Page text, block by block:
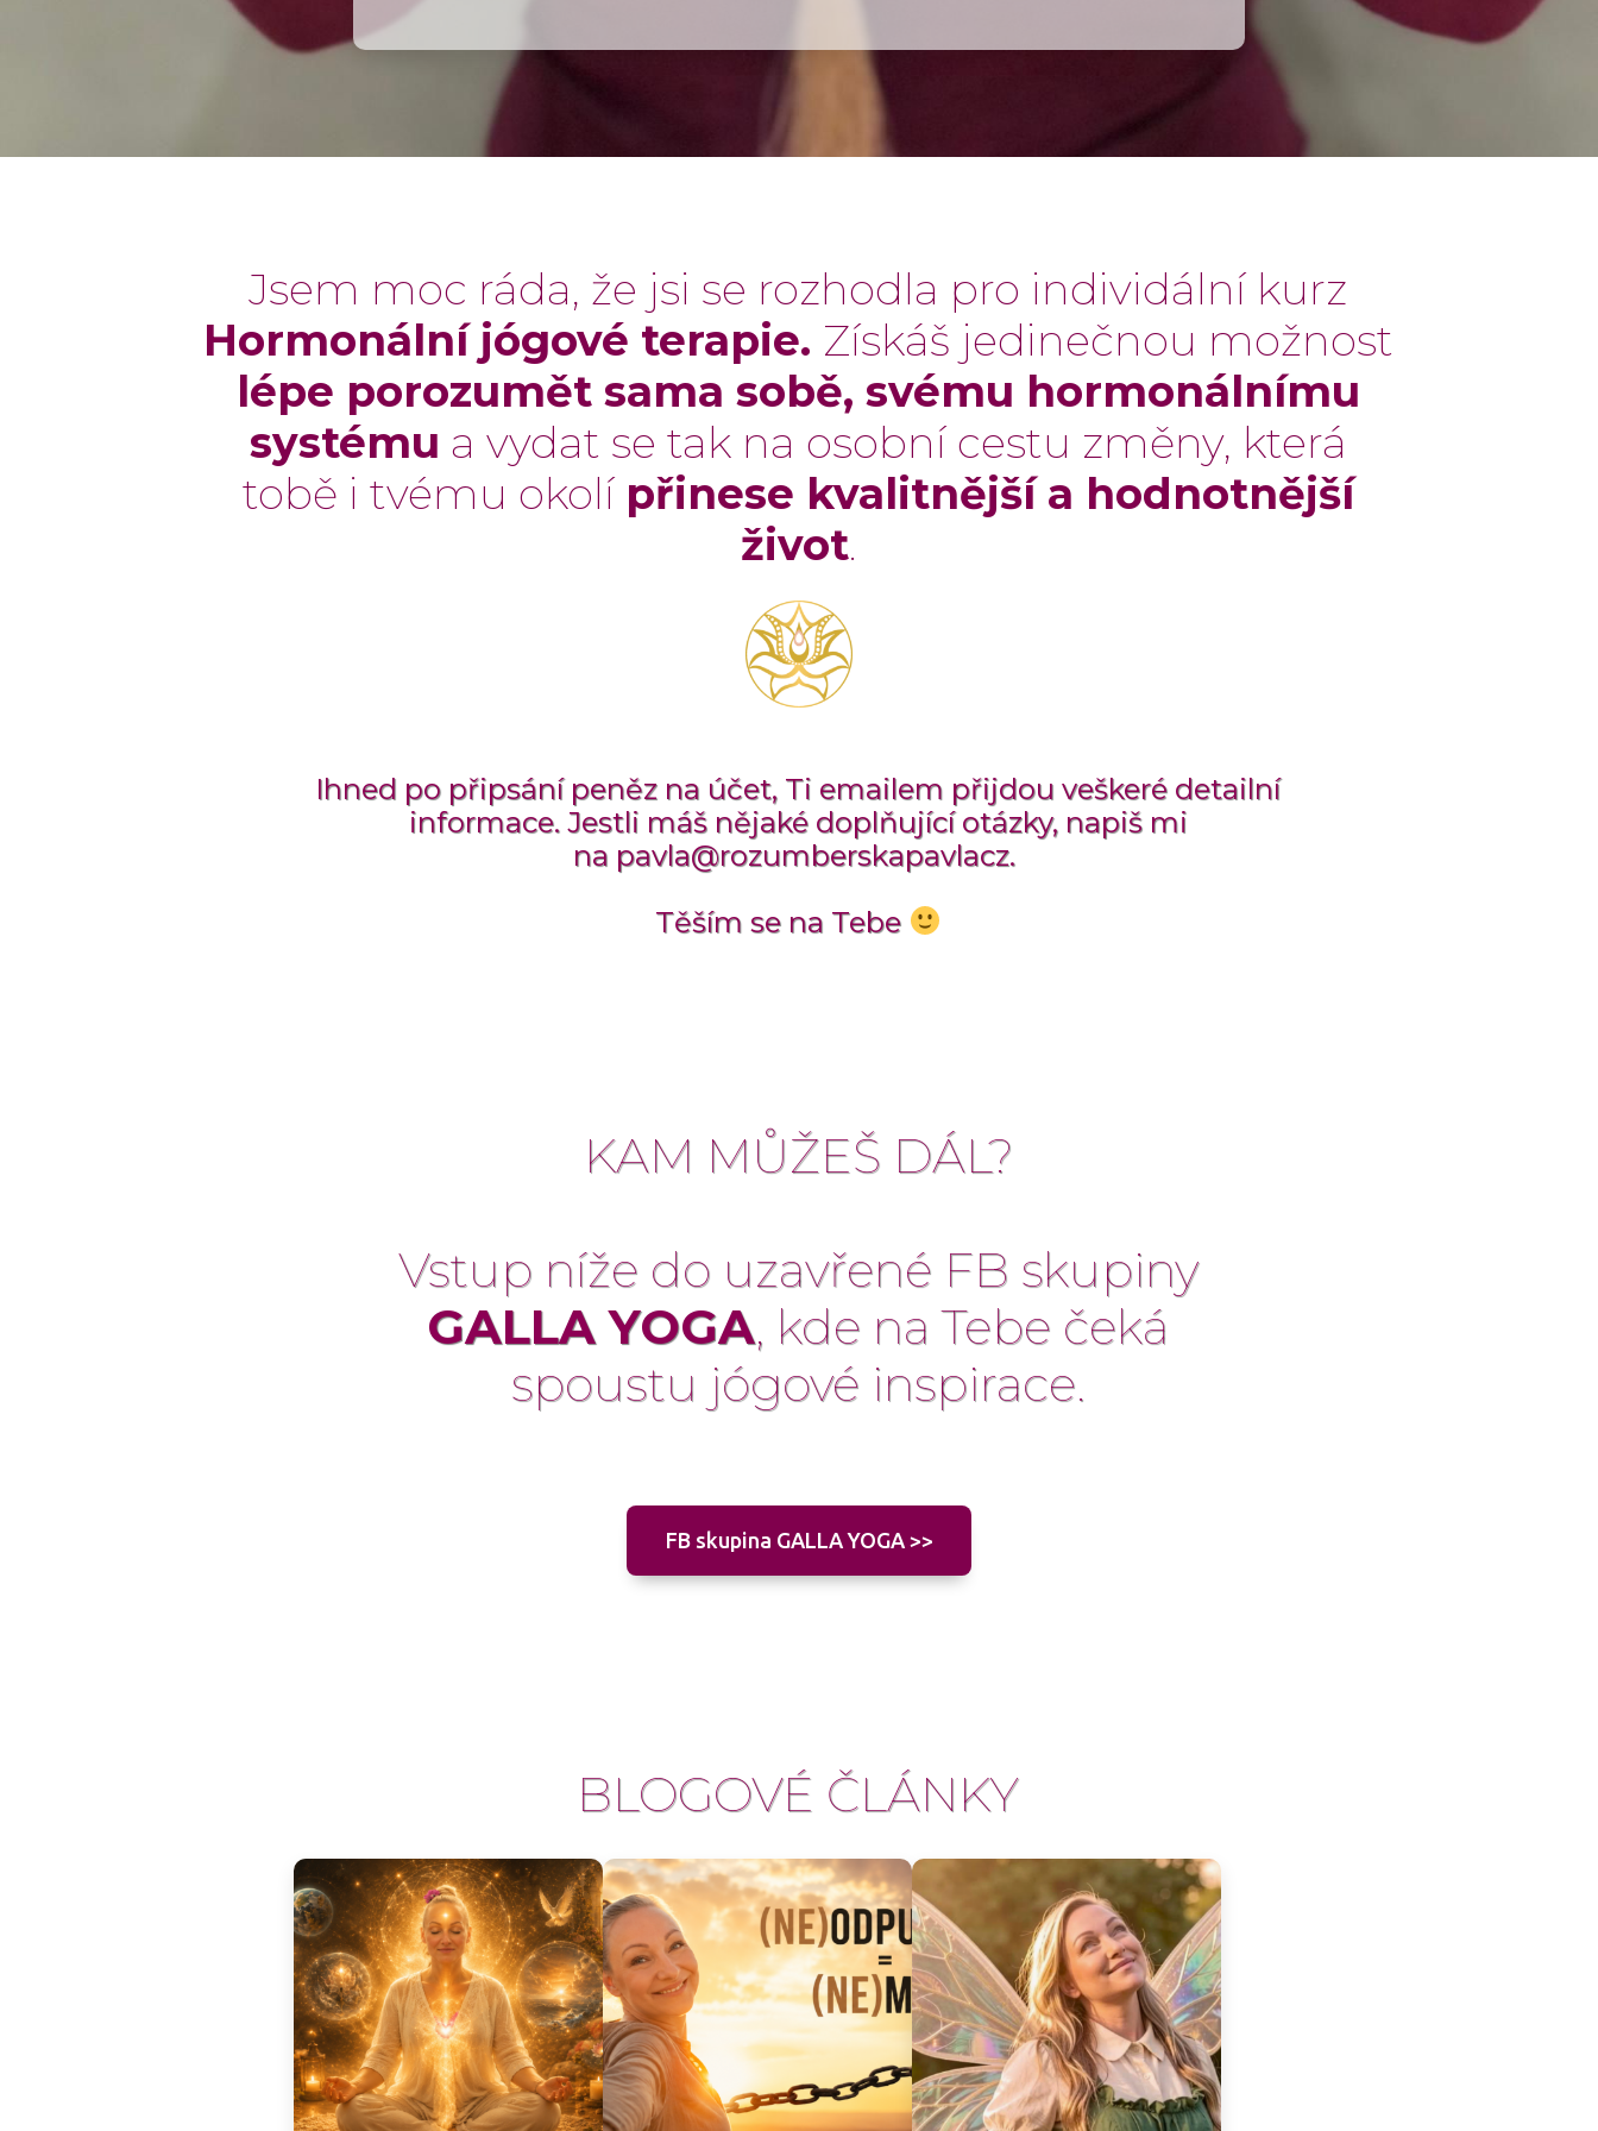
Jsem moc ráda, že jsi se rozhodla pro individální kurz
Hormonální jógové terapie. Získáš jedinečnou možnost
lépe porozumět sama sobě, svému hormonálnímu
systému a vydat se tak na osobní cestu změny, která
tobě i tvému okolí přinese kvalitnější a hodnotnější
život.
Ihned po připsání peněz na účet, Ti emailem přijdou veškeré detailní
informace. Jestli máš nějaké doplňující otázky, napiš mi
na pavla@rozumberskapavlacz.
Těším se na Tebe
KAM MŮŽEŠ DÁL?
Vstup níže do uzavřené FB skupiny
GALLA YOGA, kde na Tebe čeká
spoustu jógové inspirace.
FB skupina GALLA YOGA >>
BLOGOVÉ ČLÁNKY